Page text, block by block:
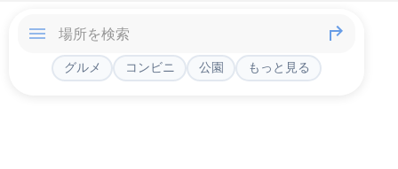
グルメ コンビニ 公園 もっと見る